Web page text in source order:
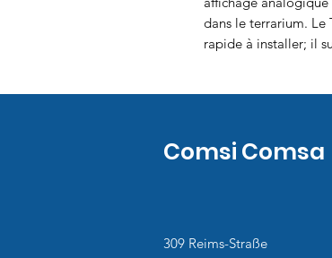
dans le terrarium. Le
rapide à installer; il
Comsi Comsa
309 Reims-Straße